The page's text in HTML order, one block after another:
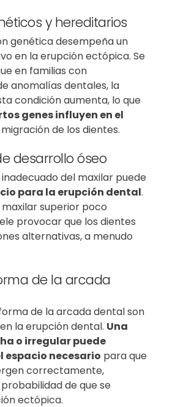
y hereditarios
genética desempeña un
en la erupción ectópica. Se
en familias con
anomalías dentales, la
condición aumenta, lo que
genes influyen en el
de los dientes.
desarrollo óseo
del maxilar puede
para la erupción dental.
superior poco
provocar que los dientes
alternativas, a menudo
de la arcada
de la arcada dental son
la erupción dental. Una
o irregular puede
espacio necesario para que
correctamente,
de que se
ectópica.